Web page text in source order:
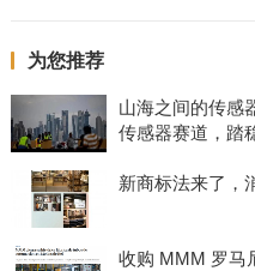
为您推荐
山海之间的传感
传感器赛道，踏
新商标法来了，
收购 MMM 罗马